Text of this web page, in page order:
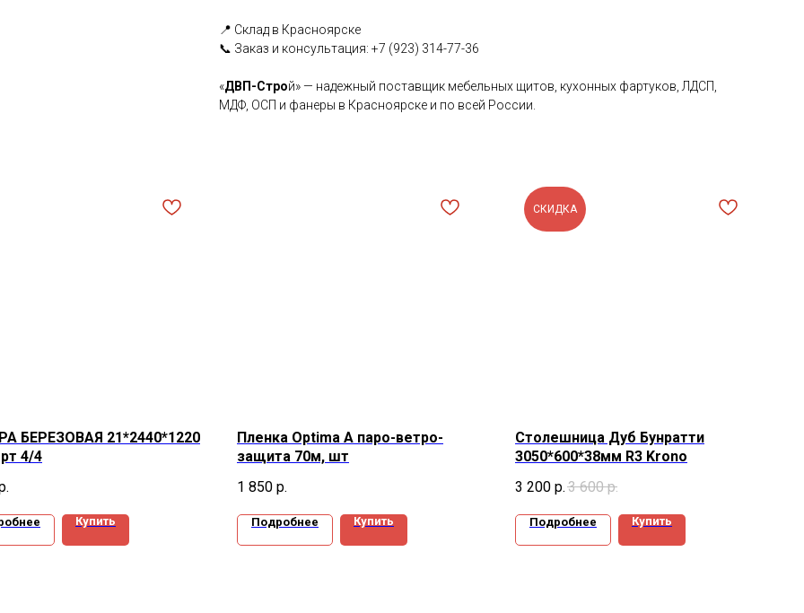
📍 Склад в Красноярске
📞 Заказ и консультация: +7 (923) 314-77-36
«ДВП-Строй» — надежный поставщик мебельных щитов, кухонных фартуков, ЛДСП,
МДФ, ОСП и фанеры в Красноярске и по всей России.
БЕРЕЗОВАЯ 21*2440*1220
4/4
Купить
Пленка Optima А паро-ветро-
защита 70м, шт
1 850 р.
Подробнее Купить
СКИДКА
Столешница Дуб Бунратти
3050*600*38мм R3 Krono
3 200 р. 3 600 р.
Подробнее Купить